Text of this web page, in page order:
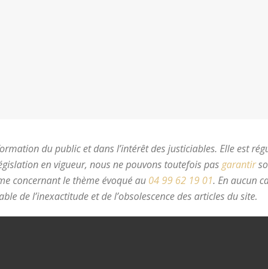
du public et dans l’intérêt des justiciables. Elle est
en vigueur, nous ne pouvons toutefois pasgarantir
concernant le thème évoqué au 04 99 62 19 01. En aucun
de l’inexactitude et de l’obsolescence des articles du site.